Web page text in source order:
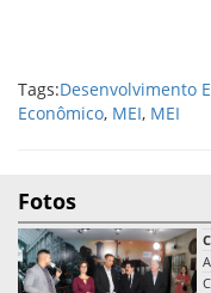
Tags:Desenvolvimento
Econômico, MEI, MEI
Fotos